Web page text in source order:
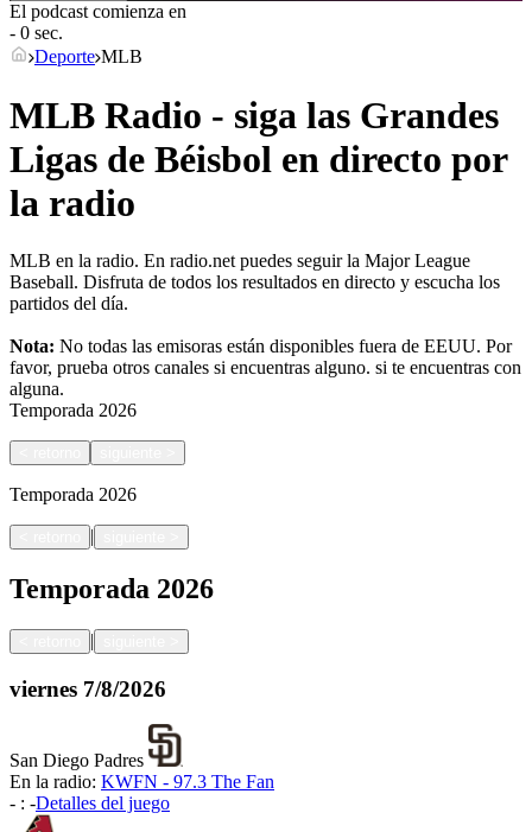
El podcast comienza en
- 0 sec.
Deporte MLB
MLB Radio - siga las Grandes
Ligas de Béisbol en directo por
la radio
MLB en la radio. En radio.net puedes seguir la Major League
Baseball. Disfruta de todos los resultados en directo y escucha los
partidos del día.
Nota: No todas las emisoras están disponibles fuera de EEUU. Por
favor, prueba otros canales si encuentras alguno. si te encuentras con
alguna.
Temporada 2026
Temporada 2026
|
Temporada 2026
|
viernes 7/8/2026
San Diego Padres
En la radio: KWFN - 97.3 The Fan
- : -Detalles del juego